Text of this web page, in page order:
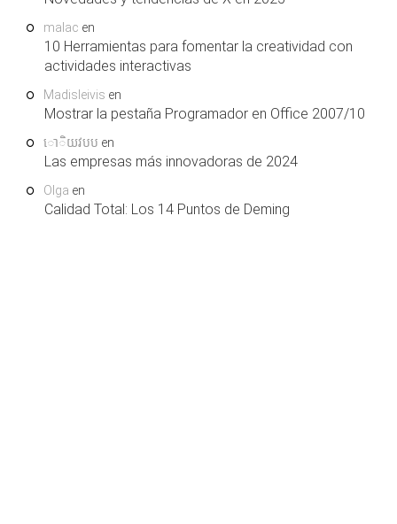
malac en
10 Herramientas para fomentar la creatividad con
actividades interactivas
Madisleivis en
Mostrar la pestaña Programador en Office 2007/10
ោិយវបប en
Las empresas más innovadoras de 2024
Olga en
Calidad Total: Los 14 Puntos de Deming